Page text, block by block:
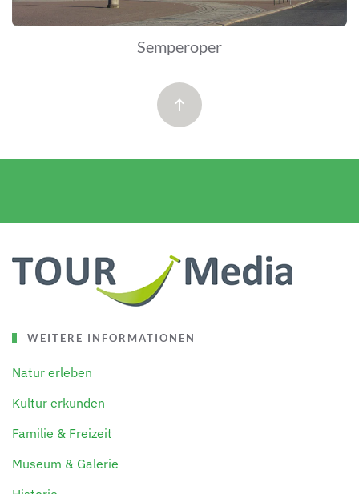
Semperoper
WEITERE INFORMATIONEN
Natur erleben
Kultur erkunden
Familie & Freizeit
Museum & Galerie